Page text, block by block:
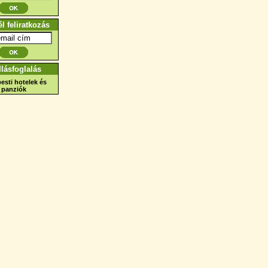
feliratkozás
hotelek és
panziók